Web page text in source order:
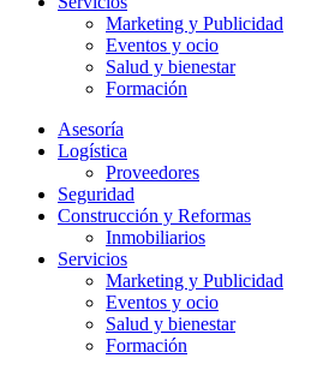
Marketing y Publicidad
Eventos y ocio
Salud y bienestar
Formación
Asesoría
Logística
Proveedores
Seguridad
Construcción y Reformas
Inmobiliarios
Servicios
Marketing y Publicidad
Eventos y ocio
Salud y bienestar
Formación